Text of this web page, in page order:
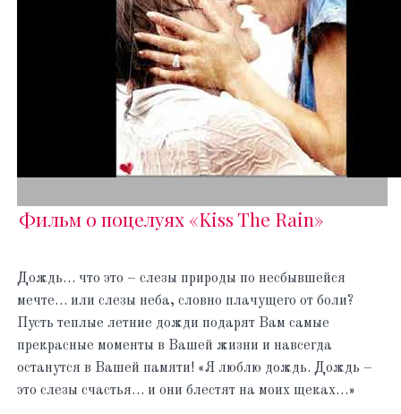
Фильм о поцелуях «Kiss The Rain»
Дождь… что это – слезы природы по несбывшейся
мечте… или слезы неба, словно плачущего от боли?
Пусть теплые летние дожди подарят Вам самые
прекрасные моменты в Вашей жизни и навсегда
останутся в Вашей памяти! «Я люблю дождь. Дождь –
это слезы счастья… и они блестят на моих щеках…»